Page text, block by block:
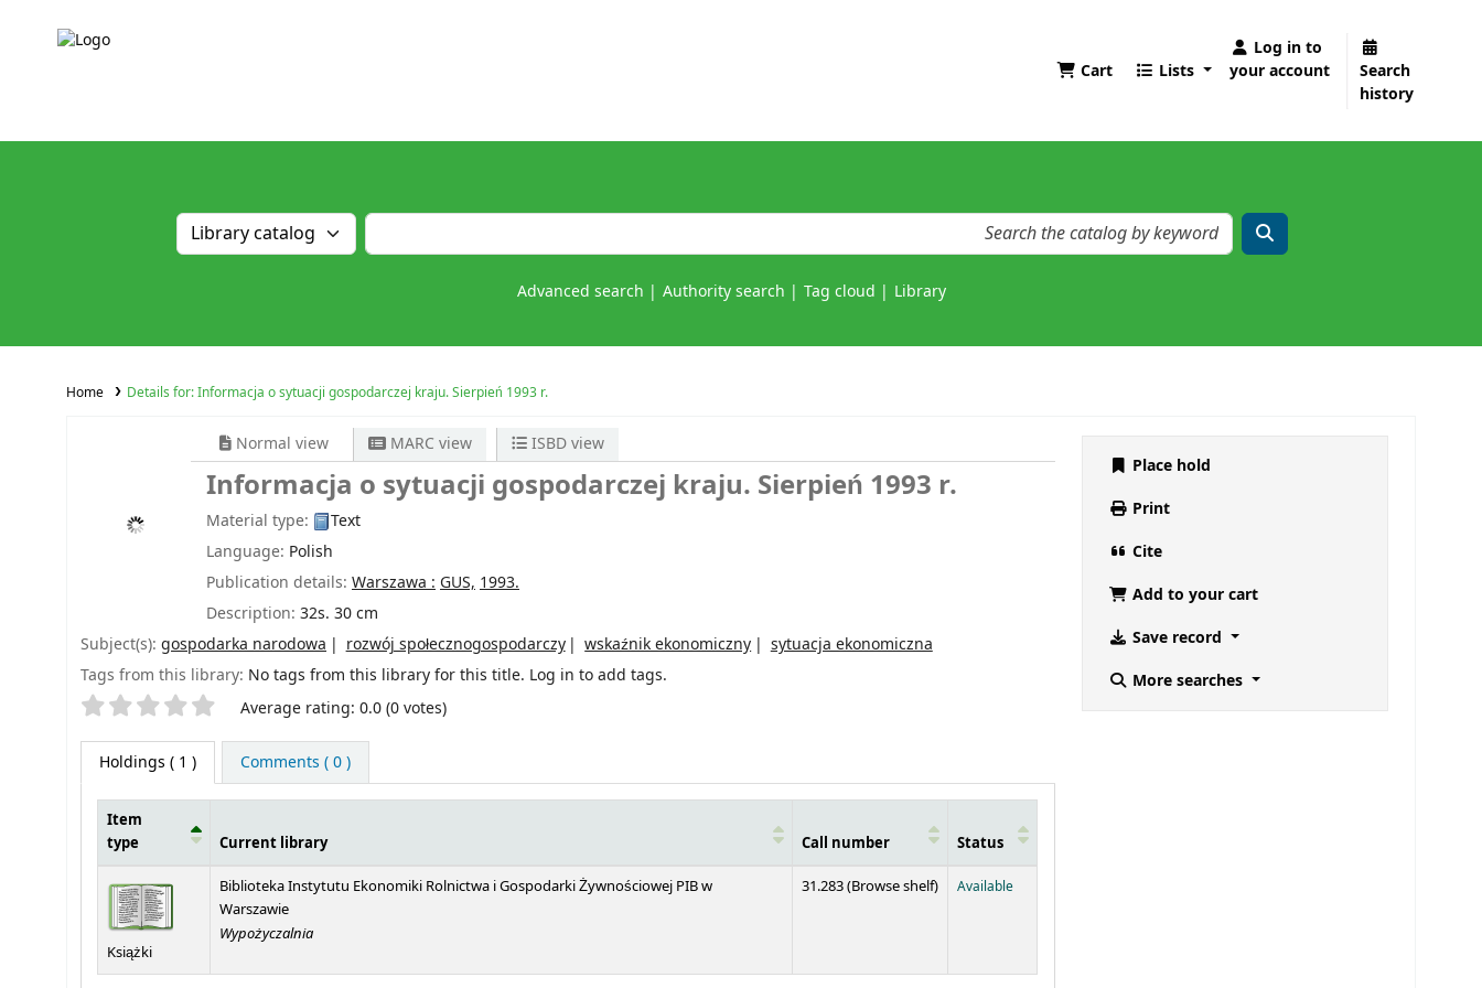
Cart Lists
Log in to
your account
Search
history
Advanced search Authority search Tag cloud Library
Home Details for:Informacja o sytuacji gospodarczej kraju. Sierpień 1993 r.
Normal view MARC view ISBD view
Informacja o sytuacji gospodarczej kraju. Sierpień 1993 r.
Material type:
Text
Language: Polish
Publication details: Warszawa : GUS, 1993.
Description: 32s. 30 cm
Subject(s): gospodarka narodowa rozwój społecznogospodarczy wskaźnik ekonomiczny
sytuacja ekonomiczna
Tags from this library: No tags from this library for this title. Log in to add tags.
Star ratings Average rating: 0.0 (0 votes)
Holdings ( 1 ) Comments ( 0 )
Item
type
Current library Call number Status
Książki
Biblioteka Instytutu Ekonomiki Rolnictwa i Gospodarki Żywnościowej PIB w
Warszawie
Wypożyczalnia
31.283 (Browse shelf(Opens below)
) Available
Place hold
Print
Cite
Add to your cart
Save record
More searches